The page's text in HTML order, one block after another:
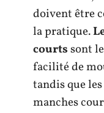
doivent être
la pratique.
courtssont
facilité de
tandis que
manches